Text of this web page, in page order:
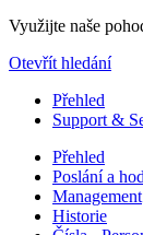
Využijte naše
Otevřít hledání
Přehled
Support &
Přehled
Poslání a
Management
Historie